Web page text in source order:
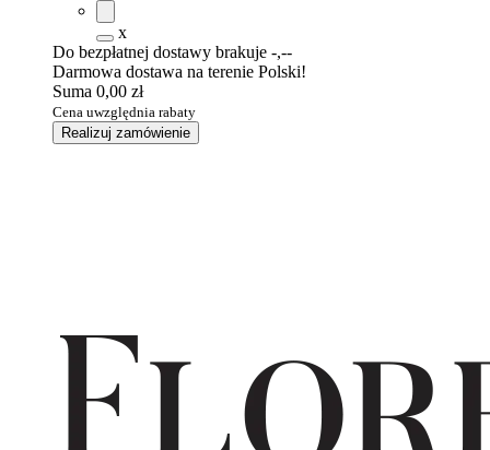
x
Do bezpłatnej dostawy brakuje -,--
Darmowa dostawa na terenie Polski!
Suma 0,00 zł
Cena uwzględnia rabaty
Realizuj zamówienie